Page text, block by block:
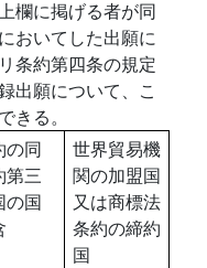
欄に掲げる者が同
おいてした出願に
条約第四条の規定
出願について、こ
きる。
の同
第三
の国
世界貿易機
関の加盟国
又は商標法
条約の締約
国